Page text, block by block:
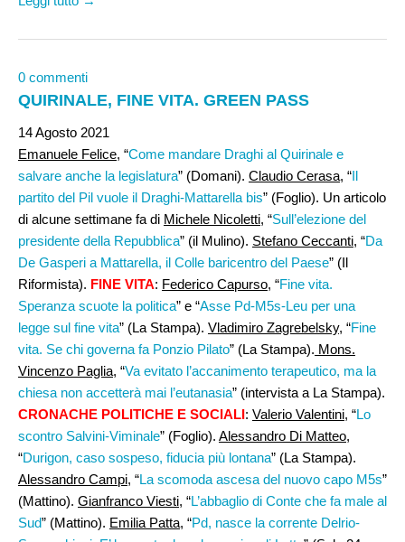
0 commenti
QUIRINALE, FINE VITA. GREEN PASS
14 Agosto 2021
Emanuele Felice, “Come mandare Draghi al Quirinale e
salvare anche la legislatura” (Domani). Claudio Cerasa, “Il
partito del Pil vuole il Draghi-Mattarella bis” (Foglio). Un articolo
di alcune settimane fa di Michele Nicoletti, “Sull’elezione del
presidente della Repubblica” (il Mulino). Stefano Ceccanti, “Da
De Gasperi a Mattarella, il Colle baricentro del Paese” (Il
Riformista). FINE VITA: Federico Capurso, “Fine vita.
Speranza scuote la politica” e “Asse Pd-M5s-Leu per una
legge sul fine vita” (La Stampa). Vladimiro Zagrebelsky, “Fine
vita. Se chi governa fa Ponzio Pilato” (La Stampa). Mons.
Vincenzo Paglia, “Va evitato l’accanimento terapeutico, ma la
chiesa non accetterà mai l’eutanasia” (intervista a La Stampa).
CRONACHE POLITICHE E SOCIALI: Valerio Valentini, “Lo
scontro Salvini-Viminale” (Foglio). Alessandro Di Matteo,
“Durigon, caso sospeso, fiducia più lontana” (La Stampa).
Alessandro Campi, “La scomoda ascesa del nuovo capo M5s”
(Mattino). Gianfranco Viesti, “L’abbaglio di Conte che fa male al
Sud” (Mattino). Emilia Patta, “Pd, nasce la corrente Delrio-